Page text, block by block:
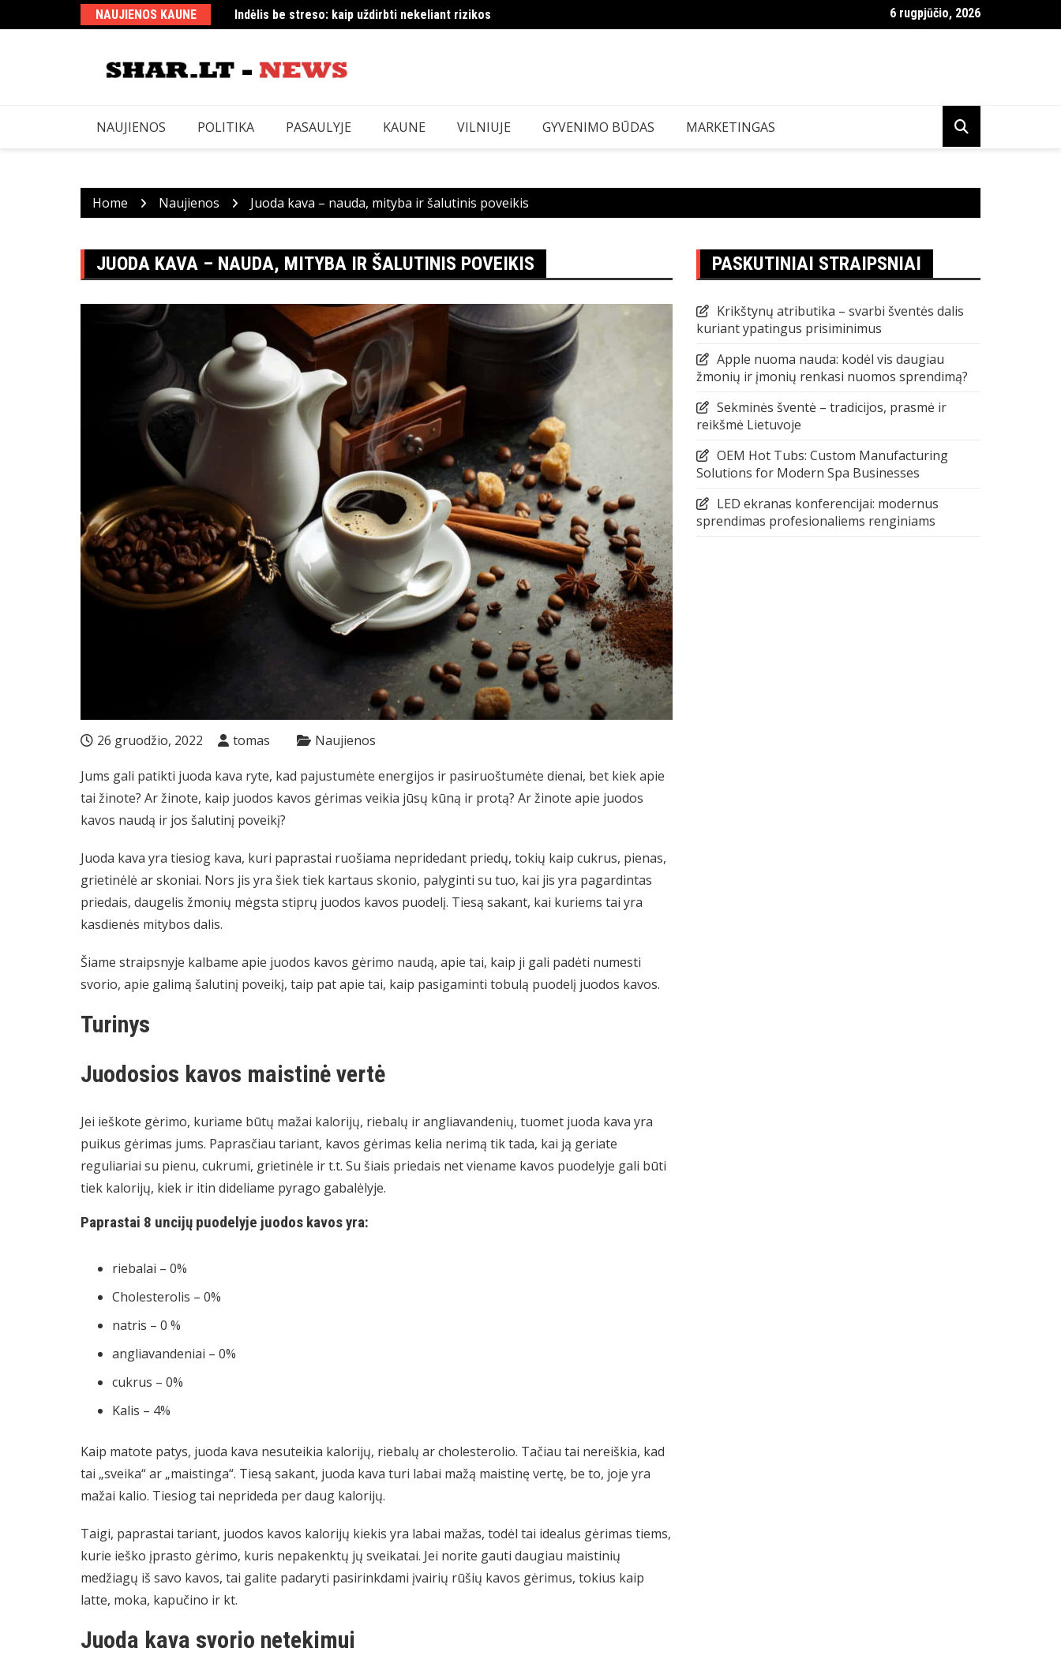
to
NAUJIENOS KAUNE Indėlis be streso: kaip uždirbti nekeliant rizikos
Ar „CS 1.6“ dar populiarus ir kaip atsiųsti žaidimus nemokamai iš „Cybersports.lt 6 rugpjūčio, 2026
NAUJIENOS POLITIKA PASAULYJE KAUNE VILNIUJE GYVENIMO BŪDAS MARKETINGAS
Home Naujienos Juoda kava – nauda, ​​mityba ir šalutinis poveikis
JUODA KAVA – NAUDA, ​​MITYBA IR ŠALUTINIS POVEIKIS
26 gruodžio, 2022 tomas Naujienos
Jums gali patikti juoda kava ryte, kad pajustumėte energijos ir pasiruoštumėte dienai, bet kiek apie
tai žinote? Ar žinote, kaip juodos kavos gėrimas veikia jūsų kūną ir protą? Ar žinote apie juodos
kavos naudą ir jos šalutinį poveikį?
Juoda kava yra tiesiog kava, kuri paprastai ruošiama nepridedant priedų, tokių kaip cukrus, pienas,
grietinėlė ar skoniai. Nors jis yra šiek tiek kartaus skonio, palyginti su tuo, kai jis yra pagardintas
priedais, daugelis žmonių mėgsta stiprų juodos kavos puodelį. Tiesą sakant, kai kuriems tai yra
kasdienės mitybos dalis.
Šiame straipsnyje kalbame apie juodos kavos gėrimo naudą, apie tai, kaip ji gali padėti numesti
svorio, apie galimą šalutinį poveikį, taip pat apie tai, kaip pasigaminti tobulą puodelį juodos kavos.
Turinys
Juodosios kavos maistinė vertė
Jei ieškote gėrimo, kuriame būtų mažai kalorijų, riebalų ir angliavandenių, tuomet juoda kava yra
puikus gėrimas jums. Paprasčiau tariant, kavos gėrimas kelia nerimą tik tada, kai ją geriate
reguliariai su pienu, cukrumi, grietinėle ir t.t. Su šiais priedais net viename kavos puodelyje gali būti
tiek kalorijų, kiek ir itin dideliame pyrago gabalėlyje.
Paprastai 8 uncijų puodelyje juodos kavos yra:
riebalai – 0%
Cholesterolis – 0%
natris – 0 %
angliavandeniai – 0%
cukrus – 0%
Kalis – 4%
Kaip matote patys, juoda kava nesuteikia kalorijų, riebalų ar cholesterolio. Tačiau tai nereiškia, kad
tai „sveika“ ar „maistinga“. Tiesą sakant, juoda kava turi labai mažą maistinę vertę, be to, joje yra
mažai kalio. Tiesiog tai neprideda per daug kalorijų.
Taigi, paprastai tariant, juodos kavos kalorijų kiekis yra labai mažas, todėl tai idealus gėrimas tiems,
kurie ieško įprasto gėrimo, kuris nepakenktų jų sveikatai. Jei norite gauti daugiau maistinių
medžiagų iš savo kavos, tai galite padaryti pasirinkdami įvairių rūšių kavos gėrimus, tokius kaip
latte, moka, kapučino ir kt.
Juoda kava svorio netekimui
PASKUTINIAI STRAIPSNIAI
Krikštynų atributika – svarbi šventės dalis
kuriant ypatingus prisiminimus
Apple nuoma nauda: kodėl vis daugiau
žmonių ir įmonių renkasi nuomos sprendimą?
Sekminės šventė – tradicijos, prasmė ir
reikšmė Lietuvoje
OEM Hot Tubs: Custom Manufacturing
Solutions for Modern Spa Businesses
LED ekranas konferencijai: modernus
sprendimas profesionaliems renginiams